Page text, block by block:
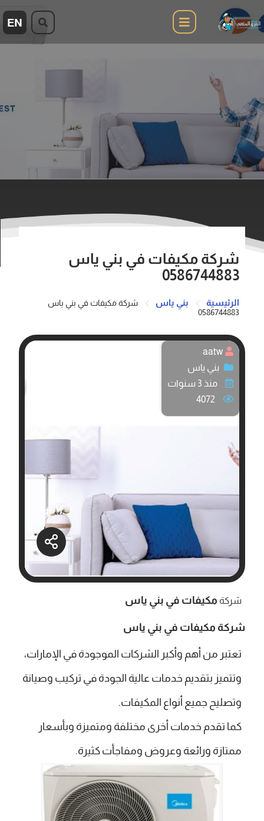
شركة مكيفات في بني ياس
0586744883
الرئيسية بني ياس
شركة مكيفات في بني ياس
0586744883
aatw
بني ياس
منذ 3 سنوات
شركة مكيفات في بني ياس
شركة مكيفات في بني ياس
تعتبر من أهم وأكبر الشركات الموجودة في الإمارات،
وتتميز بتقديم خدمات عالية الجودة في تركيب وصيانة
وتصليح جميع أنواع المكيفات.
كما تقدم خدمات أخرى مختلفة ومتميزة وبأسعار
ممتازة ورائعة وعروض ومفاجأت كثيرة.